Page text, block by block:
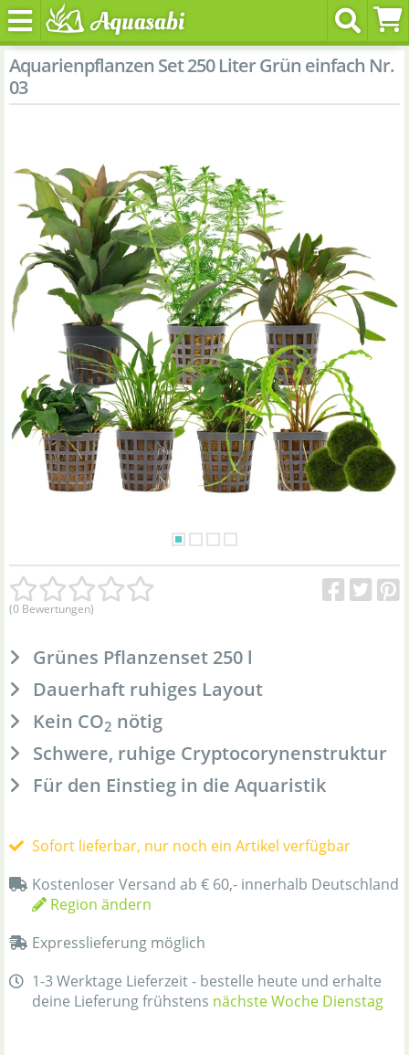
Aquarienpflanzen Set 250 Liter Grün einfach Nr.
03
(0 Bewertungen)
Grünes Pflanzenset 250 l
Dauerhaft ruhiges Layout
Kein CO2 nötig
Schwere, ruhige Cryptocorynenstruktur
Für den Einstieg in die Aquaristik
Sofort lieferbar, nur noch ein Artikel verfügbar
Kostenloser Versand ab € 60,- innerhalb Deutschland
Region ändern
Expresslieferung möglich
1-3 Werktage Lieferzeit - bestelle heute und erhalte
deine Lieferung frühstens nächste Woche Dienstag